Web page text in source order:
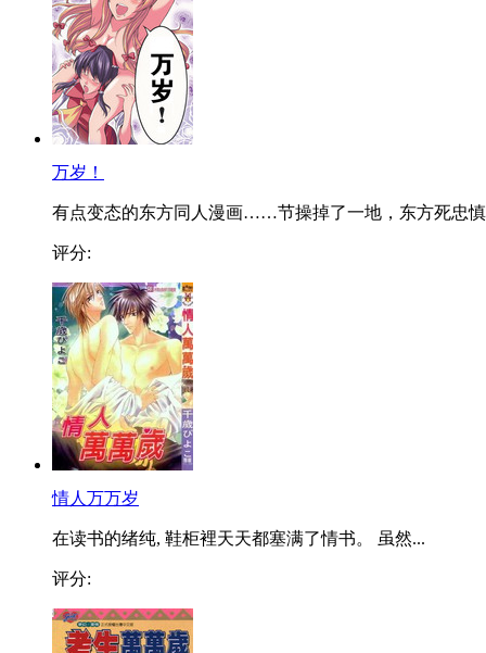
万岁！
有点变态的东方同人漫画……节操掉了一地，东方死忠
评分:
情人万万岁
在读书的绪纯, 鞋柜裡天天都塞满了情书。 虽然...
评分: